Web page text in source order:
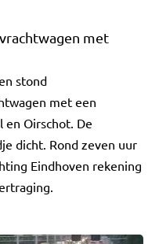
met
stond
met een
en Oirschot. De
dicht. Rond zeven uur
Eindhoven rekening